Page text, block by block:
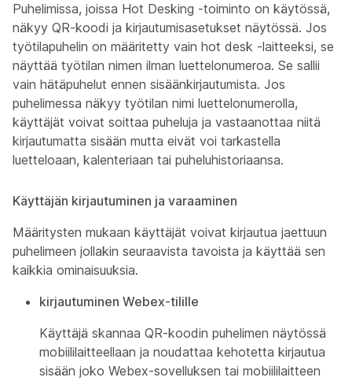
Puhelimissa, joissa Hot Desking -toiminto on käytössä,
näkyy QR-koodi ja kirjautumisasetukset näytössä. Jos
työtilapuhelin on määritetty vain hot desk -laitteeksi, se
näyttää työtilan nimen ilman luettelonumeroa. Se sallii
vain hätäpuhelut ennen sisäänkirjautumista. Jos
puhelimessa näkyy työtilan nimi luettelonumerolla,
käyttäjät voivat soittaa puheluja ja vastaanottaa niitä
kirjautumatta sisään mutta eivät voi tarkastella
luetteloaan, kalenteriaan tai puheluhistoriaansa.
Käyttäjän kirjautuminen ja varaaminen
Määritysten mukaan käyttäjät voivat kirjautua jaettuun
puhelimeen jollakin seuraavista tavoista ja käyttää sen
kaikkia ominaisuuksia.
kirjautuminen Webex-tilille
Käyttäjä skannaa QR-koodin puhelimen näytössä
mobiililaitteellaan ja noudattaa kehotetta kirjautua
sisään joko Webex-sovelluksen tai mobiililaitteen